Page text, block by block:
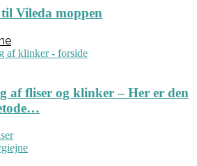
Vileda moppen
af fliser og klinker – Her er den